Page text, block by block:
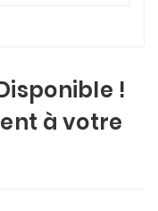
!
à votre